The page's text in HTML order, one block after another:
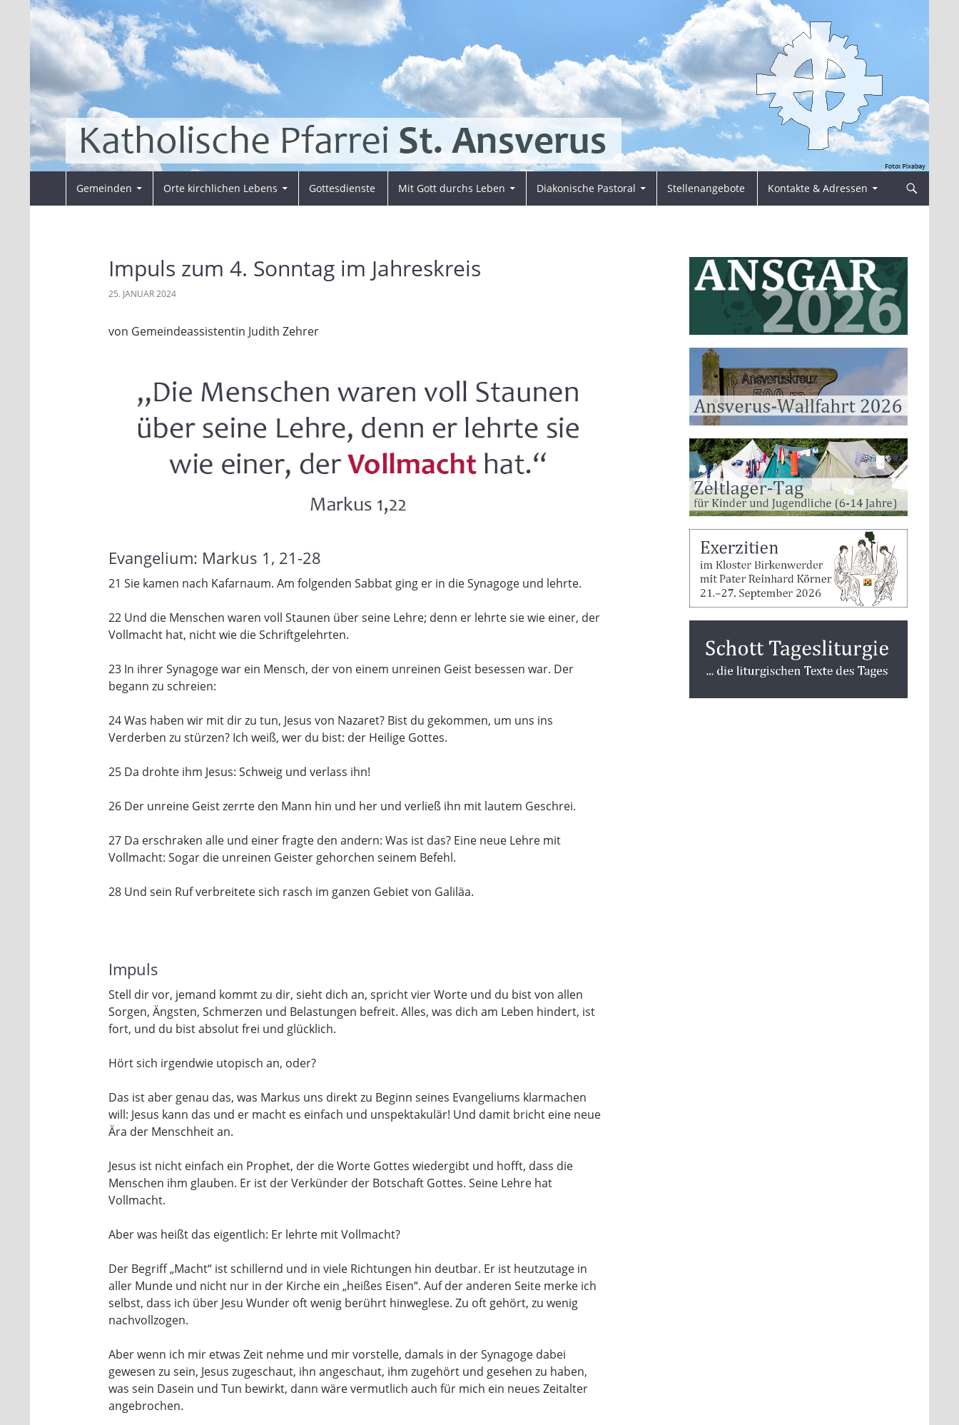
springen
Pfarrei Sankt Ansverus
Gemeinden Orte kirchlichen Lebens Gottesdienste Mit Gott durchs Leben Diakonische Pastoral Stellenangebote Kontakte & Adressen
Impuls zum 4. Sonntag im Jahreskreis
25. JANUAR 2024
von Gemeindeassistentin Judith Zehrer
Evangelium: Markus 1, 21-28
21 Sie kamen nach Kafarnaum. Am folgenden Sabbat ging er in die Synagoge und lehrte.
22 Und die Menschen waren voll Staunen über seine Lehre; denn er lehrte sie wie einer, der
Vollmacht hat, nicht wie die Schriftgelehrten.
23 In ihrer Synagoge war ein Mensch, der von einem unreinen Geist besessen war. Der
begann zu schreien:
24 Was haben wir mit dir zu tun, Jesus von Nazaret? Bist du gekommen, um uns ins
Verderben zu stürzen? Ich weiß, wer du bist: der Heilige Gottes.
25 Da drohte ihm Jesus: Schweig und verlass ihn!
26 Der unreine Geist zerrte den Mann hin und her und verließ ihn mit lautem Geschrei.
27 Da erschraken alle und einer fragte den andern: Was ist das? Eine neue Lehre mit
Vollmacht: Sogar die unreinen Geister gehorchen seinem Befehl.
28 Und sein Ruf verbreitete sich rasch im ganzen Gebiet von Galiläa.
Impuls
Stell dir vor, jemand kommt zu dir, sieht dich an, spricht vier Worte und du bist von allen
Sorgen, Ängsten, Schmerzen und Belastungen befreit. Alles, was dich am Leben hindert, ist
fort, und du bist absolut frei und glücklich.
Hört sich irgendwie utopisch an, oder?
Das ist aber genau das, was Markus uns direkt zu Beginn seines Evangeliums klarmachen
will: Jesus kann das und er macht es einfach und unspektakulär! Und damit bricht eine neue
Ära der Menschheit an.
Jesus ist nicht einfach ein Prophet, der die Worte Gottes wiedergibt und hofft, dass die
Menschen ihm glauben. Er ist der Verkünder der Botschaft Gottes. Seine Lehre hat
Vollmacht.
Aber was heißt das eigentlich: Er lehrte mit Vollmacht?
Der Begriff „Macht“ ist schillernd und in viele Richtungen hin deutbar. Er ist heutzutage in
aller Munde und nicht nur in der Kirche ein „heißes Eisen“. Auf der anderen Seite merke ich
selbst, dass ich über Jesu Wunder oft wenig berührt hinweglese. Zu oft gehört, zu wenig
nachvollzogen.
Aber wenn ich mir etwas Zeit nehme und mir vorstelle, damals in der Synagoge dabei
gewesen zu sein, Jesus zugeschaut, ihn angeschaut, ihm zugehört und gesehen zu haben,
was sein Dasein und Tun bewirkt, dann wäre vermutlich auch für mich ein neues Zeitalter
angebrochen.